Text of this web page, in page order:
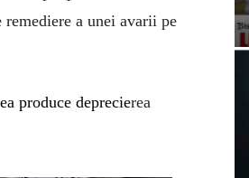
a unei avarii pe
produce deprecierea